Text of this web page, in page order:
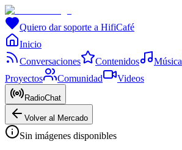
Quiero dar soporte a HifiCafé
Inicio
Conversaciones
Contenidos Música
Proyectos
Comunidad Videos
RadioChat
Volver al Mercado
Sin imágenes disponibles